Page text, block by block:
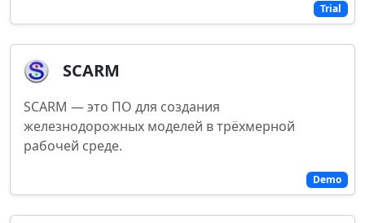
Trial
Demo
SCARM
SCARM — это ПО для создания
железнодорожных моделей в трёхмерной
рабочей среде.